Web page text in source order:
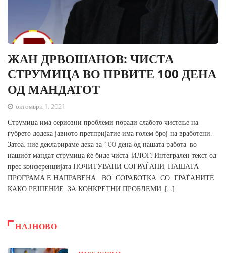
ЖАН ДРВОШАНОВ: ЧИСТА
СТРУМИЦА ВО ПРВИТЕ 100 ДЕНА
ОД МАНДАТОТ
октомври 1, 2021
Струмица има сериозни проблеми поради слабото чистење на
ѓубрето додека јавното претпријатие има голем број на вработени.
Затоа, ние декларираме дека за 100 дена од нашата работа, во
нашиот мандат струмица ќе биде чиста !ИЛОГ: Интегрален текст од
прес конференцијата ПОЧИТУВАНИ СОГРАЃАНИ, НАШАТА
ПРОГРАМА Е НАПРАВЕНА ВО СОРАБОТКА СО ГРАЃАНИТЕ
КАКО РЕШЕНИЕ ЗА КОНКРЕТНИ ПРОБЛЕМИ. […]
НАЈНОВО